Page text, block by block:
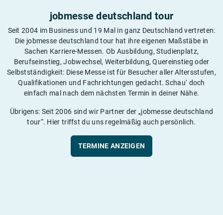
jobmesse deutschland tour
Seit 2004 im Business und 19 Mal in ganz Deutschland vertreten:
Die jobmesse deutschland tour hat ihre eigenen Maßstäbe in
Sachen Karriere-Messen. Ob Ausbildung, Studienplatz,
Berufseinstieg, Jobwechsel, Weiterbildung, Quereinstieg oder
Selbstständigkeit: Diese Messe ist für Besucher aller Altersstufen,
Qualifikationen und Fachrichtungen gedacht. Schau‘ doch
einfach mal nach dem nächsten Termin in deiner Nähe.
Übrigens: Seit 2006 sind wir Partner der „jobmesse deutschland
tour“. Hier triffst du uns regelmäßig auch persönlich.
TERMINE ANZEIGEN